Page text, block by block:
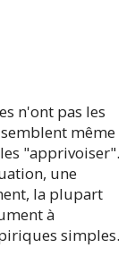
n'ont pas les
même
"apprivoiser".
une
la plupart
à
simples.